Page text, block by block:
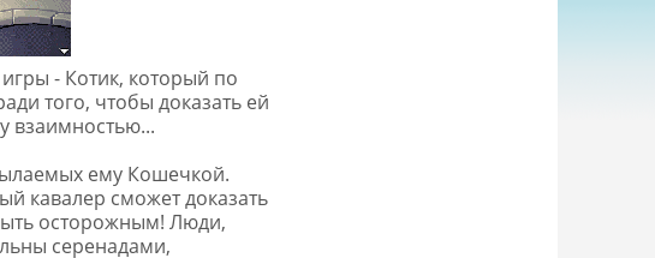
- Котик, который по
того, чтобы доказать ей
взаимностью...
ему Кошечкой.
кавалер сможет доказать
осторожным! Люди,
серенадами,